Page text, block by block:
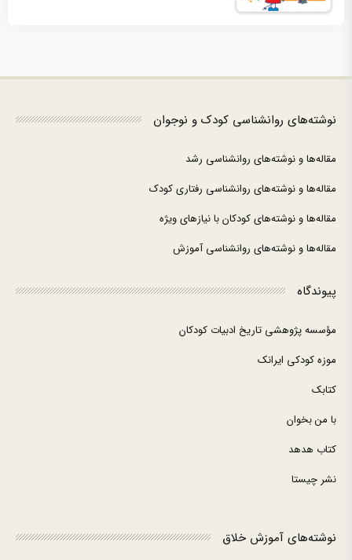
نوشته‌های روانشناسی کودک و نوجوان
مقاله‌ها و نوشته‌های روانشناسی رشد
مقاله‌ها و نوشته‌های روانشناسی رفتاری کودک
مقاله‌ها و نوشته‌های کودکان با نیازهای ویژه
مقاله‌ها و نوشته‌های روانشناسی آموزش
پیوندگاه
مؤسسه پژوهشی تاریخ ادبیات کودکان
موزه کودکی ایرانک
کتابک
با من بخوان
کتاب هدهد
نشر چیستا
نوشته‌های آموزش خلاق